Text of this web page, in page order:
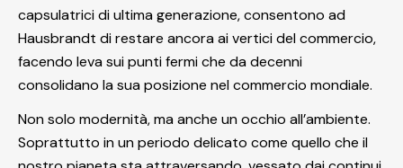
capsulatrici di ultima generazione, consentono ad
Hausbrandt di restare ancora ai vertici del commercio,
facendo leva sui punti fermi che da decenni
consolidano la sua posizione nel commercio mondiale.
Non solo modernità, ma anche un occhio all’ambiente.
Soprattutto in un periodo delicato come quello che il